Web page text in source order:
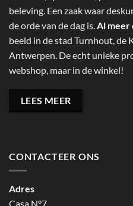
beleving. Een zaak waar
de orde van de dag is. Al meer
beeld in de stad Turnhout, de
Antwerpen. De echt unieke
webshop, maar in de winkel!
LEES MEER
CONTACTEER ONS
Adres
Casa N°7